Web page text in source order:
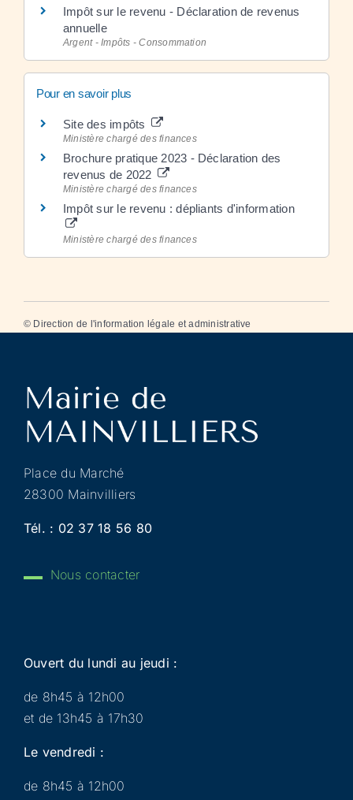
Impôt sur le revenu - Déclaration de revenus
annuelle
Argent - Impôts - Consommation
Pour en savoir plus
Site des impôts
Ministère chargé des finances
Brochure pratique 2023 - Déclaration des
revenus de 2022
Ministère chargé des finances
Impôt sur le revenu : dépliants d'information
Ministère chargé des finances
© Direction de l'information légale et administrative
Place du Marché
28300 Mainvilliers
Tél. : 02 37 18 56 80
Nous contacter
Ouvert du lundi au jeudi :
de 8h45 à 12h00
et de 13h45 à 17h30
Le vendredi :
de 8h45 à 12h00